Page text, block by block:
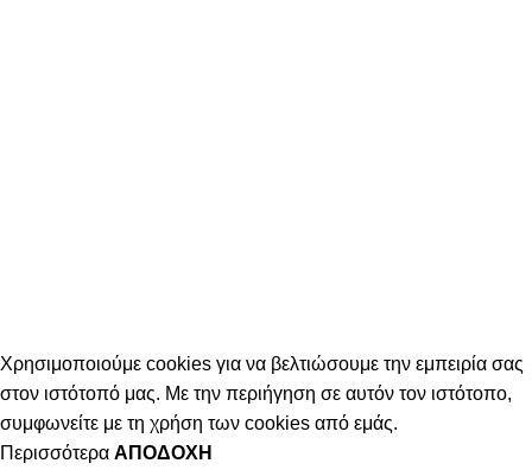
Χρησιμοποιούμε cookies για να βελτιώσουμε την εμπειρία σας
στον ιστότοπό μας. Με την περιήγηση σε αυτόν τον ιστότοπο,
συμφωνείτε με τη χρήση των cookies από εμάς.
Περισσότερα ΑΠΟΔΟΧΉ